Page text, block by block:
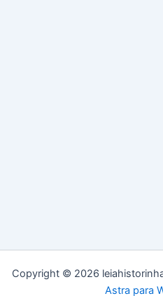
Copyright © 2026
Astra para